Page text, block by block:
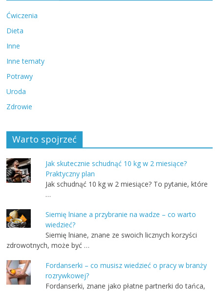
Ćwiczenia
Dieta
Inne
Inne tematy
Potrawy
Uroda
Zdrowie
Warto spojrzeć
Jak skutecznie schudnąć 10 kg w 2 miesiące?
Praktyczny plan
Jak schudnąć 10 kg w 2 miesiące? To pytanie, które
…
Siemię lniane a przybranie na wadze – co warto
wiedzieć?
Siemię lniane, znane ze swoich licznych korzyści
zdrowotnych, może być …
Fordanserki – co musisz wiedzieć o pracy w branży
rozrywkowej?
Fordanserki, znane jako płatne partnerki do tańca,